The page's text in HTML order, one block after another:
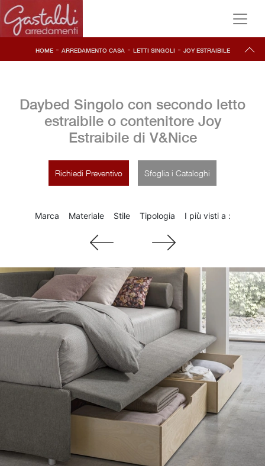
HOME- ARREDAMENTO CASA- LETTI SINGOLI - JOY ESTRAIBILE
Daybed Singolo con secondo letto
estraibile o contenitore Joy
Estraibile di V&Nice
Richiedi Preventivo Sfoglia i Cataloghi
Marca Materiale Stile Tipologia I più visti a :